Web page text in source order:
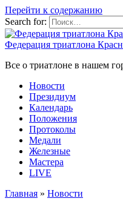
Перейти к содержанию
Search for:
Федерация триатлона
Все о триатлоне в нашем
Новости
Президиум
Календарь
Положения
Протоколы
Медали
Железные
Мастера
LIVE
Главная » Новости